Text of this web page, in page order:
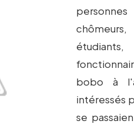
bobo à
intéressés
se